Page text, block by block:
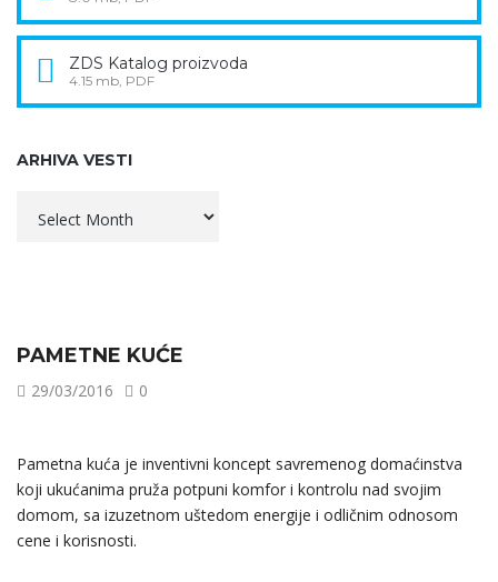
ZDS Katalog proizvoda
4.15 mb, PDF
ARHIVA VESTI
vesti
PAMETNE KUĆE
29/03/2016 0
Pametna kuća je inventivni koncept savremenog domaćinstva
koji ukućanima pruža potpuni komfor i kontrolu nad svojim
domom, sa izuzetnom uštedom energije i odličnim odnosom
cene i korisnosti.